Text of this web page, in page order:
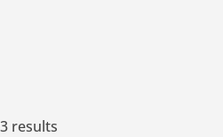
results